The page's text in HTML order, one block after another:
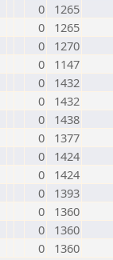
0
1265
0
1265
0
1270
0
1147
0
1432
0
1432
0
1438
0
1377
0
1424
0
1424
0
1393
0
1360
0
1360
0 1360